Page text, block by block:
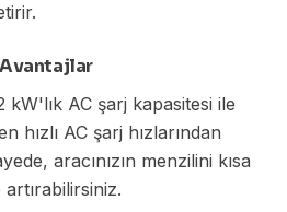
kW'lık AC şarj kapasitesi ile
hızlı AC şarj hızlarından
aracınızın menzilini kısa